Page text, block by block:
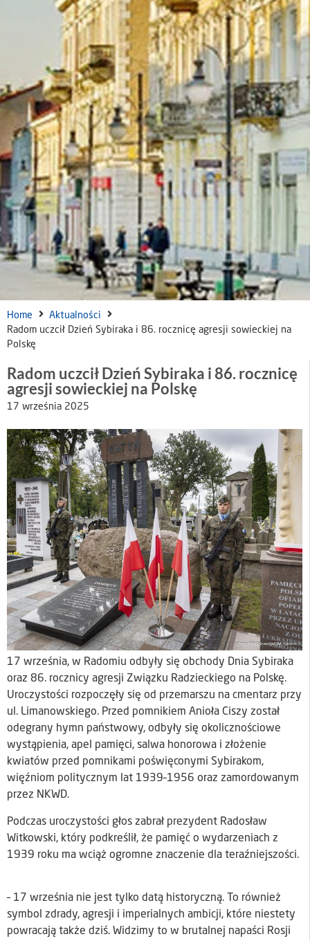
Home
Aktualności
Radom uczcił Dzień Sybiraka i 86. rocznicę agresji sowieckiej na
Polskę
Radom uczcił Dzień Sybiraka i 86. rocznicę
agresji sowieckiej na Polskę
17 września 2025
17 września, w Radomiu odbyły się obchody Dnia Sybiraka
oraz 86. rocznicy agresji Związku Radzieckiego na Polskę.
Uroczystości rozpoczęły się od przemarszu na cmentarz przy
ul. Limanowskiego. Przed pomnikiem Anioła Ciszy został
odegrany hymn państwowy, odbyły się okolicznościowe
wystąpienia, apel pamięci, salwa honorowa i złożenie
kwiatów przed pomnikami poświęconymi Sybirakom,
więźniom politycznym lat 1939–1956 oraz zamordowanym
przez NKWD.
Podczas uroczystości głos zabrał prezydent Radosław
Witkowski, który podkreślił, że pamięć o wydarzeniach z
1939 roku ma wciąż ogromne znaczenie dla teraźniejszości.
– 17 września nie jest tylko datą historyczną. To również
symbol zdrady, agresji i imperialnych ambicji, które niestety
powracają także dziś. Widzimy to w brutalnej napaści Rosji